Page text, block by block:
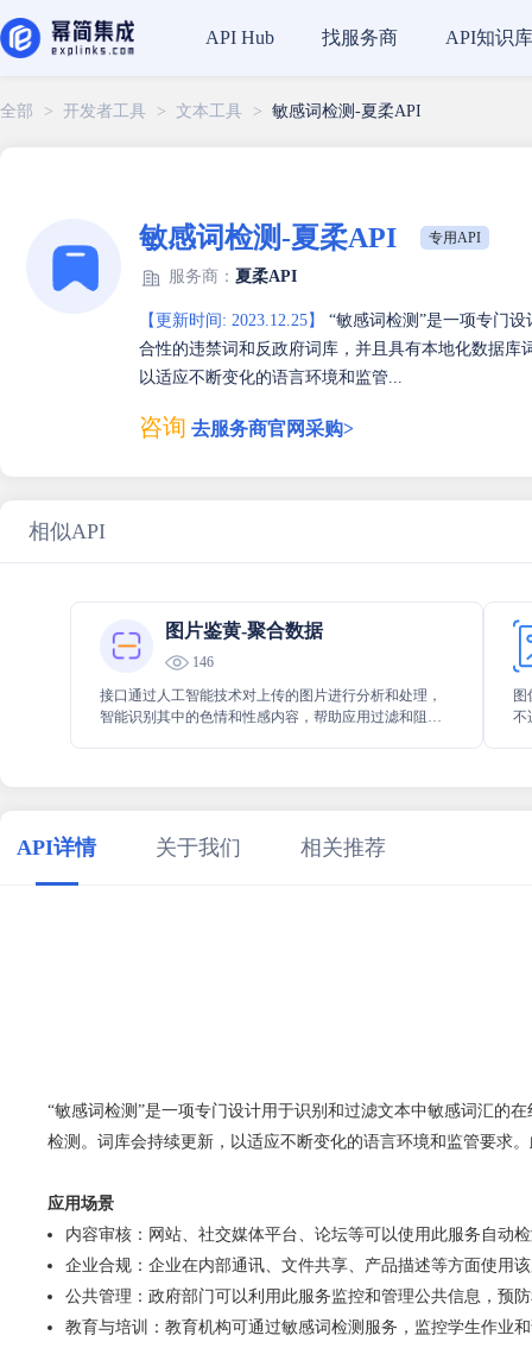
API Hub 找服务商 API知识库
全部 > 开发者工具 > 文本工具 > 敏感词检测-夏柔API
敏感词检测-夏柔API 专用API
服务商： 夏柔API
【更新时间: 2023.12.25】
“敏感词检测”是一项专门
合性的违禁词和反政府词库，并且具有本地化数据
以适应不断变化的语言环境和监管...
咨询 去服务商官网采购>
相似API
图片鉴黄-聚合数据
146
接口通过人工智能技术对上传的图片进行分析和处理，
智能识别其中的色情和性感内容，帮助应用过滤和阻止
不
API详情 关于我们 相关推荐
“敏感词检测”是一项专门设计用于识别和过滤文本中敏感词汇的
检测。词库会持续更新，以适应不断变化的语言环境和监管要求
应用场景
内容审核：网站、社交媒体平台、论坛等可以使用此服务自动
企业合规：企业在内部通讯、文件共享、产品描述等方面使用
公共管理：政府部门可以利用此服务监控和管理公共信息，预
教育与培训：教育机构可通过敏感词检测服务，监控学生作业